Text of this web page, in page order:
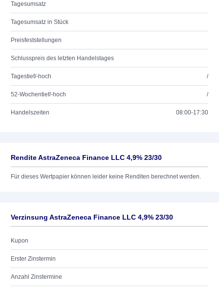
Tagesumsatz
Tagesumsatz in Stück
Preisfeststellungen
Schlusspreis des letzten Handelstages
Tagestief/-hoch /
52-Wochentief/-hoch /
Handelszeiten 08:00-17:30
Rendite AstraZeneca Finance LLC 4,9% 23/30
Für dieses Wertpapier können leider keine Renditen berechnet werden.
Verzinsung AstraZeneca Finance LLC 4,9% 23/30
Kupon
Erster Zinstermin
Anzahl Zinstermine